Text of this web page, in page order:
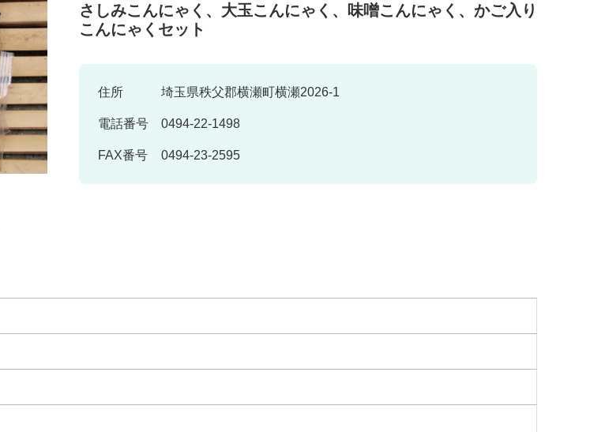
さしみこんにゃく、大玉こんにゃく、味噌こんにゃく、かご入り
こんにゃくセット
住所 埼玉県秩父郡横瀬町横瀬2026-1
電話番号 0494-22-1498
FAX番号 0494-23-2595